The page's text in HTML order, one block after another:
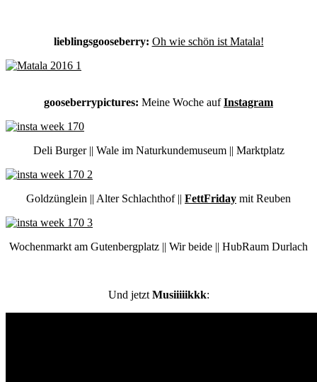
lieblingsgooseberry: Oh wie schön ist Matala!
gooseberrypictures: Meine Woche aufInstagram
Deli Burger || Wale im Naturkundemuseum || Marktplatz
Goldzünglein || Alter Schlachthof || FettFriday mit Reuben
Wochenmarkt am Gutenbergplatz || Wir beide || HubRaum Durlach
Und jetzt Musiiiiikkk: